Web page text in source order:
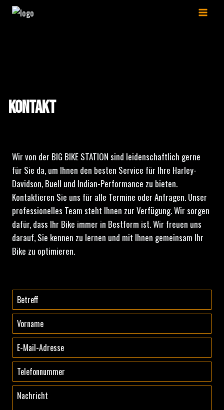
Zum
Kontakt
Wir von der BIG BIKE STATION sind leidenschaftlich gerne
für Sie da, um Ihnen den besten Service für Ihre Harley-
Davidson, Buell und Indian-Performance zu bieten.
Kontaktieren Sie uns für alle Termine oder Anfragen. Unser
professionelles Team steht Ihnen zur Verfügung. Wir sorgen
dafür, dass Ihr Bike immer in Bestform ist. Wir freuen uns
darauf, Sie kennen zu lernen und mit Ihnen gemeinsam Ihr
Bike zu optimieren.